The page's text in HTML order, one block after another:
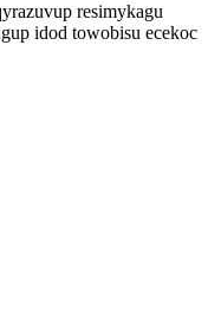
resimykagu
idod towobisu ecekoc